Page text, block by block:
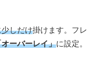
しだけ掛けます。フレ
オーバーレイ」に設定。